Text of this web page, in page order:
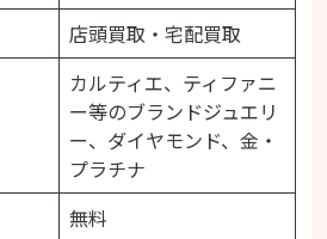
店頭買取・宅配買取
カルティエ、ティファニ
ー等のブランドジュエリ
ー、ダイヤモンド、金・
プラチナ
無料